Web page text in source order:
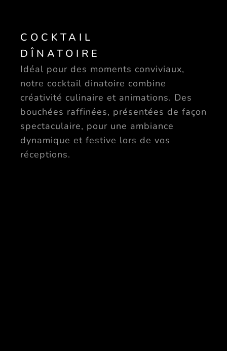
COCKTAIL
DÎNATOIRE
Idéal pour des moments conviviaux,
notre cocktail dinatoire combine
créativité culinaire et animations. Des
bouchées raffinées, présentées de façon
spectaculaire, pour une ambiance
dynamique et festive lors de vos
réceptions.